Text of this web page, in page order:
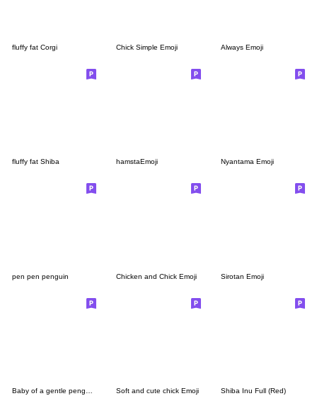
fluffy fat Corgi Chick Simple Emoji Always Emoji
fluffy fat Shiba hamstaEmoji Nyantama Emoji
pen pen penguin Chicken and Chick Emoji Sirotan Emoji
Soft and cute chick Emoji Shiba Inu Full (Red)